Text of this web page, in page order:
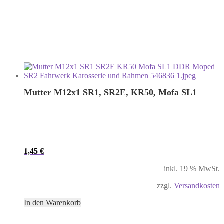
Mutter M12x1 SR1, SR2E, KR50, Mofa SL1
1,45 €
inkl. 19 % MwSt.
zzgl. Versandkosten
In den Warenkorb